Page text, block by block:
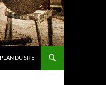
PLAN DU SITE